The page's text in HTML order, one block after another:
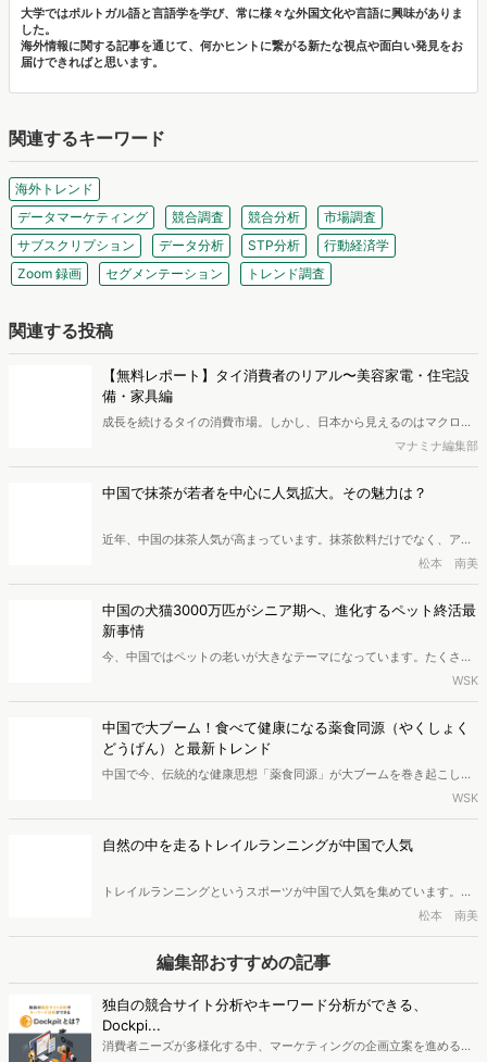
大学ではポルトガル語と言語学を学び、常に様々な外国文化や言語に興味がありま
した。
海外情報に関する記事を通じて、何かヒントに繋がる新たな視点や面白い発見をお
届けできればと思います。
関連するキーワード
海外トレンド
データマーケティング
競合調査 競合分析
市場調査
サブスクリプション
データ分析 STP分析
行動経済学
Zoom 録画
セグメンテーション トレンド調査
関連する投稿
【無料レポート】タイ消費者のリアル〜美容家電・住宅設
備・家具編
成⻑を続けるタイの消費市場。しかし、⽇本から⾒えるのはマクロ統
計や店頭の⾵景までで、消費者が家の中で実際に何を使い、何にこだ
わって暮らしているかは⾒えにくいのが実情です 。本レポートでは、
美容家電・キッチン・家具の3 領域にフォーカスし、2 つのアンケー
トと投稿写真の分析により、タイの暮らしの実態を調査しました。※
マナミナ編集部
中国で抹茶が若者を中心に人気拡大。その魅力は？
近年、中国の抹茶人気が高まっています。抹茶飲料だけでなく、アイ
ス、ジェラート、チョコ、ラテ、お酒など数えきれないほどの抹茶商
品が登場しており、「万物皆可抹茶（なんでも抹茶味にできる）」と
いう言葉ができるほどです。この記事では、このような抹茶人気の背
景にある要因を紹介します。
松本 南美
中国の犬猫3000万匹がシニア期へ、進化するペット終活最
新事情
今、中国ではペットの老いが大きなテーマになっています。たくさん
の犬や猫がシニア期を迎え、ペット業界もかわいがるだけのフェーズ
から、最期まで寄り添うケアへと変わってきました。ペット保険、フ
ードと健康管理、そしてペット葬儀。広がり続けるこの市場で、今最
も注目されている変化をレポートします。
WSK
中国で大ブーム！食べて健康になる薬食同源（やくしょく
どうげん）と最新トレンド
中国で今、伝統的な健康思想「薬食同源」が大ブームを巻き起こして
います。急速な高齢化を背景に健康寿命を延ばしたいシニア世代だけ
でなく、日々の疲れやストレスを抱える若者たちの間でも、タイパ抜
群の手軽な養生スタイルとして急速に浸透中。2024年には主要ECだ
けで1兆円を超える巨大市場へと成長しました。本記事では、老舗の若
を解説します。
WSK
自然の中を走るトレイルランニングが中国で人気
トレイルランニングというスポーツが中国で人気を集めています。
「トレイル」とは「未舗装路」を意味し、山道など自然の中を走るス
ポーツです。特に30代から40代の人々の間で人気を集めるこのスポ
ーツについて、ブームとなっている背景を紹介します。
松本 南美
編集部おすすめの記事
独自の競合サイト分析やキーワード分析ができる、
Dockpi...
消費者ニーズが多様化する中、マーケティングの企画立案を進める上